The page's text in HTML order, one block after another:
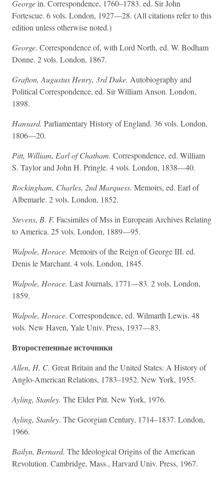
Georgein. Correspondence, 1760–1783. ed. Sir John
Fortescue. 6 vols. London, 1927—28. (All citations refer to this
edition unless otherwise noted.)
George. Correspondence of, with Lord North, ed. W. Bodham
Donne. 2 vols. London, 1867.
Grafton, Augustus Henry, 3rd Duke. Autobiography and
Political Correspondence, ed. Sir William Anson. London,
1898.
Hansard. Parliamentary History of England. 36 vols. London,
1806—20.
Pitt, William, Earl of Chatham. Correspondence, ed. William
S. Taylor and John H. Pringle. 4 vols. London, 1838—40.
Rockingham, Charles, 2nd Marquess. Memoirs, ed. Earl of
Albemarle. 2 vols. London, 1852.
Stevens, B. F. Facsimiles of Mss in European Archives Relating
to America. 25 vols. London, 1889—95.
Walpole, Horace. Memoirs of the Reign of George III. ed.
Denis le Marchant. 4 vols. London, 1845.
Walpole, Horace. Last Journals, 1771—83. 2 vols. London,
1859.
Walpole, Horace. Correspondence, ed. Wilmarth Lewis. 48
vols. New Haven, Yale Univ. Press, 1937—83.
Второстепенные источники
Allen, H. C. Great Britain and the United States: A History of
Anglo-American Relations, 1783–1952. New York, 1955.
Ayling, Stanley. The Elder Pitt. New York, 1976.
Ayling, Stanley. The Georgian Century, 1714–1837. London,
1966.
Bailyn, Bernard. The Ideological Origins of the American
Revolution. Cambridge, Mass., Harvard Univ. Press, 1967.